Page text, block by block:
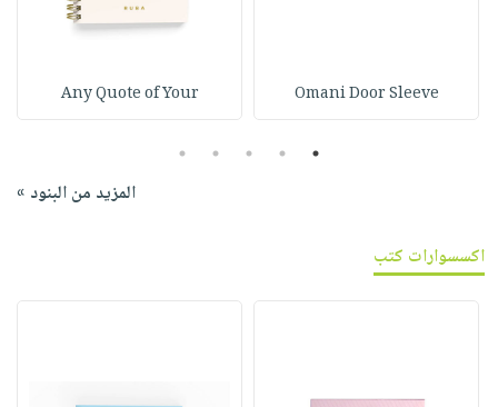
Omani Door Sleeve
Any Quote of Your
1
2
3
4
5
المزيد من البنود »
اكسسوارات كتب